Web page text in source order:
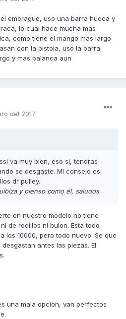
embrague, uso una barra hueca y
lo cual hace mucha mas
como tiene el mango mas largo
con la pistola, uso la barra
y mas palanca aun
del 2017
va muy bien, eso si, tendras
se desgaste. MI consejo es,
dr pulley.
y pienso como él, saludos
en nuestro modelo no tiene
de rodillos ni bulon. Esta todo
los 10000, pero todo nuevo. Se que
antes las piezas. El
una mala opcion, van perfectos